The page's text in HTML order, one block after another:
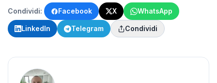
Condividi: Facebook X WhatsApp
LinkedIn Telegram Condividi